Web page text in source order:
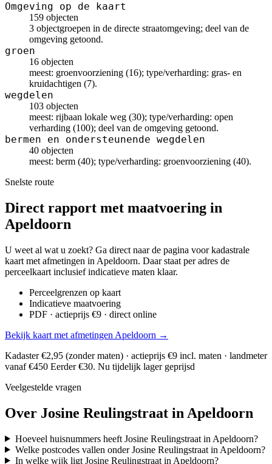
Omgeving op de kaart
159 objecten
3 objectgroepen in de directe straatomgeving; deel van de
omgeving getoond.
groen
16 objecten
meest: groenvoorziening (16); type/verharding: gras- en
kruidachtigen (7).
wegdelen
103 objecten
meest: rijbaan lokale weg (30); type/verharding: open
verharding (100); deel van de omgeving getoond.
bermen en ondersteunende wegdelen
40 objecten
meest: berm (40); type/verharding: groenvoorziening (40).
Snelste route
Direct rapport met maatvoering in
Apeldoorn
U weet al wat u zoekt? Ga direct naar de pagina voor kadastrale
kaart met afmetingen in Apeldoorn. Daar staat per adres de
perceelkaart inclusief indicatieve maten klaar.
Perceelgrenzen op kaart
Indicatieve maatvoering
PDF · actieprijs €9 · direct online
Bekijk kaart met afmetingen Apeldoorn →
Kadaster €2,95 (zonder maten) · actieprijs €9 incl. maten · landmeter
vanaf €450 Eerder €30. Nu tijdelijk lager geprijsd
Veelgestelde vragen
Over Josine Reulingstraat in Apeldoorn
Hoeveel huisnummers heeft Josine Reulingstraat in Apeldoorn?
Welke postcodes vallen onder Josine Reulingstraat in Apeldoorn?
In welke wijk ligt Josine Reulingstraat in Apeldoorn?